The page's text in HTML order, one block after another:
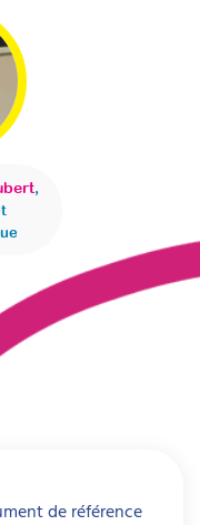
,
de référence